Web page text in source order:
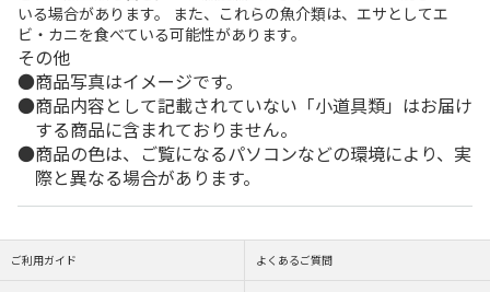
いる場合があります。 また、これらの魚介類は、エサとしてエ
ビ・カニを食べている可能性があります。
その他
商品写真はイメージです。
商品内容として記載されていない「小道具類」はお届け
する商品に含まれておりません。
商品の色は、ご覧になるパソコンなどの環境により、実
際と異なる場合があります。
ご利用ガイド よくあるご質問